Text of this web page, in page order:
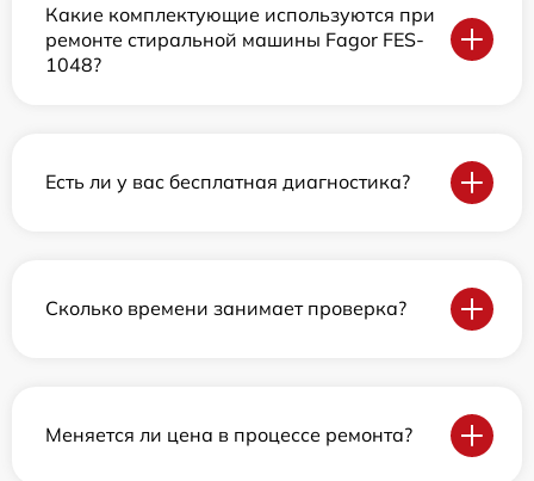
Какие комплектующие используются при
ремонте стиральной машины Fagor FES-
1048?
Есть ли у вас бесплатная диагностика?
Сколько времени занимает проверка?
Меняется ли цена в процессе ремонта?